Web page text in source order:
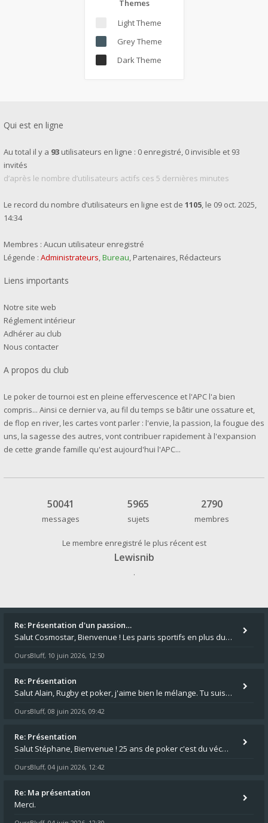
Themes
Light Theme
Grey Theme
Dark Theme
Qui est en ligne
Au total il y a 93 utilisateurs en ligne : 0 enregistré, 0 invisible et 93
invités
d’après le nombre d’utilisateurs actifs ces 5 dernières minutes
Le record du nombre d’utilisateurs en ligne est de 1105, le 09 oct. 2025,
14:34
Membres : Aucun utilisateur enregistré
Légende : Administrateurs,Bureau, Partenaires, Rédacteurs
Liens importants
Notre site web
Réglement intérieur
Adhérer au club
Nous contacter
A propos du club
Le poker de tournoi est en pleine effervescence et l'APC l'a bien
compris... Ainsi ce dernier va, au fil du temps se bâtir une ossature et,
de flop en river, les cartes vont parler : l'envie, la passion, la fougue des
uns, la sagesse des autres, vont contribuer rapidement à l'expansion
de cette grande famille qu'est aujourd'hui l'APC...
50041
messages
5965
sujets
2790
membres
Le membre enregistré le plus récent est
Lewisnib
.
Re: Présentation d'un passion…
Salut Cosmostar, Bienvenue ! Les paris sportifs en plus du poker, c'est ce que je fais aussi. Surtout la NBA, je mise su
OursBluff, 10 juin 2026, 12:50
Re: Présentation
Salut Alain, Rugby et poker, j'aime bien le mélange. Tu suis le rugby du coin ? Moi j'essaie d'aller voir des matchs de
OursBluff, 08 juin 2026, 09:42
Re: Présentation
Salut Stéphane, Bienvenue ! 25 ans de poker c'est du vécu quand même. Moi je suis relativementnouveau (2018) mais j'ai a
OursBluff, 04 juin 2026, 12:42
Re: Ma présentation
Merci.